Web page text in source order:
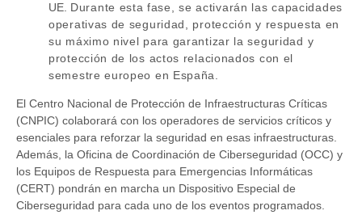
UE. Durante esta fase, se activarán las capacidades
operativas de seguridad, protección y respuesta en
su máximo nivel para garantizar la seguridad y
protección de los actos relacionados con el
semestre europeo en España.
El Centro Nacional de Protección de Infraestructuras Críticas
(CNPIC) colaborará con los operadores de servicios críticos y
esenciales para reforzar la seguridad en esas infraestructuras.
Además, la Oficina de Coordinación de Ciberseguridad (OCC) y
los Equipos de Respuesta para Emergencias Informáticas
(CERT) pondrán en marcha un Dispositivo Especial de
Ciberseguridad para cada uno de los eventos programados.